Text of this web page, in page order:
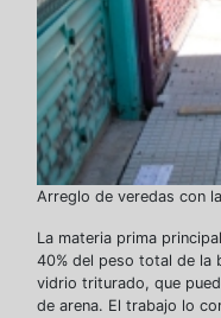
Arreglo de veredas con
La materia prima
40% del peso total de la
vidrio triturado, que
de arena. El trabajo lo